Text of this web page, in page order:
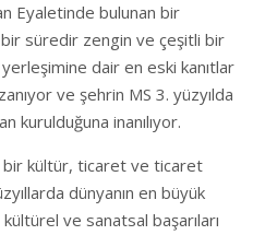
Eyaletinde bulunan bir
bir süredir zengin ve çeşitli bir
dair en eski kanıtlar
ve şehrin MS 3. yüzyılda
kurulduğuna inanılıyor.
bir kültür, ticaret ve ticaret
dünyanın en büyük
ve sanatsal başarıları